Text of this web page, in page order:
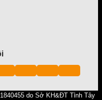
do Sở KH&ĐT Tỉnh Tây